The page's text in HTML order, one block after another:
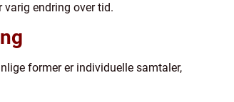
varig endring over tid.
former er individuelle samtaler,